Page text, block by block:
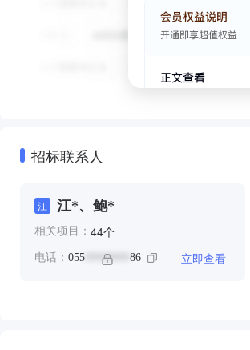
招标联系人
江 江*、鲍*
相关项目： 44个
电话： 055 ******** 86 立即查看